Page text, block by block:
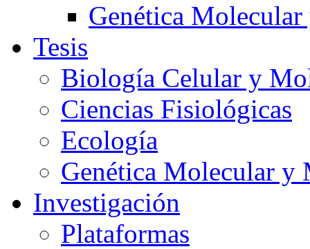
Genética
Tesis
Biología Celular y
Ciencias Fisiológicas
Ecología
Genética Molecular
Investigación
Plataformas